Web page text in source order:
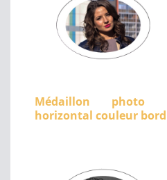
Médaillon photo
horizontal couleur